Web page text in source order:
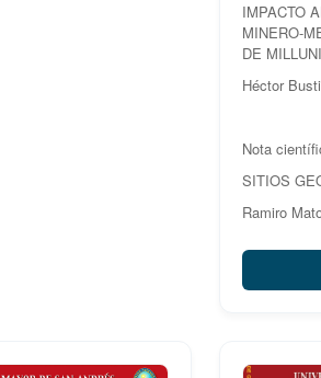
IMPACTO
MINERO-
DE MILLUNI
Héctor
Nota
SITIOS
Ramiro